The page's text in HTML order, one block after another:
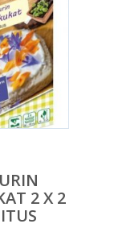
2 X 2